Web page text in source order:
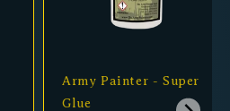
Army Painter - Super
Glue